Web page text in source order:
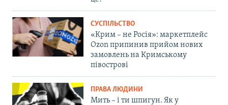
СУСПІЛЬСТВО
«Крим – не Росія»: маркетплейс
Ozon припинив прийом нових
замовлень на Кримському
півострові
ПРАВА ЛЮДИНИ
Мить – і ти шпигун. Як у